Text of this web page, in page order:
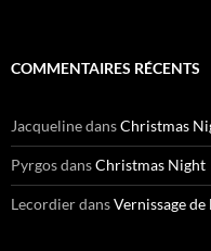
COMMENTAIRES RÉCENTS
JacquelinedansChristmas
PyrgosdansChristmas Night
LecordierdansVernissage